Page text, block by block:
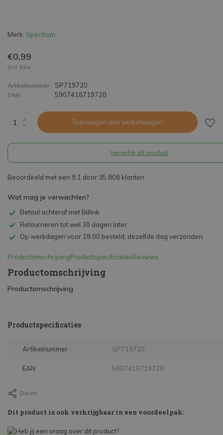
Merk: Spectrum
€0,99
Incl. btw
Artikelnummer SP719720
EAN 5907418719720
Toevoegen aan winkelwagen
Vergelijk dit product
Beoordeeld met een 9,1 door 35.808 klanten
Wat mag je verwachten?
Betaal achteraf met Billink
Retourneren tot wel 30 dagen later
Op werkdagen voor 18:00 besteld, dezelfde dag verzonden.
ProductomschrijvingProductspecificatiesReviews
Productomschrijving
Productomschrijving
Productspecificaties
Artikelnummer SP719720
EAN 5907418719720
Delen
Dit product is ook verkrijgbaar in een voordeelpak: